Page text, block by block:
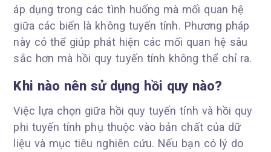
áp dụng trong các tình huống mà mối quan hệ
giữa các biến là không tuyến tính. Phương pháp
này có thể giúp phát hiện các mối quan hệ sâu
sắc hơn mà hồi quy tuyến tính không thể chỉ ra.
Khi nào nên sử dụng hồi quy nào?
Việc lựa chọn giữa hồi quy tuyến tính và hồi quy
phi tuyến tính phụ thuộc vào bản chất của dữ
liệu và mục tiêu nghiên cứu. Nếu bạn có lý do